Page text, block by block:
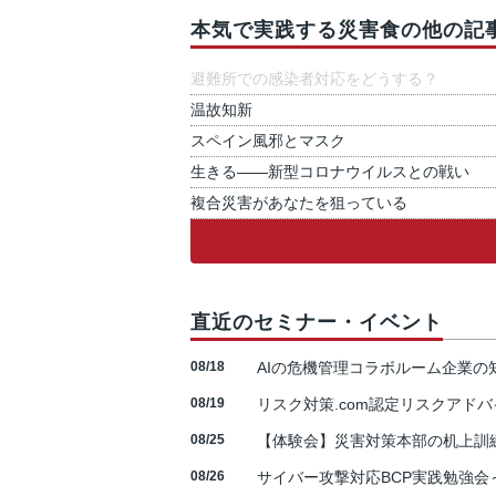
本気で実践する災害食の他の記
避難所での感染者対応をどうする？
温故知新
スペイン風邪とマスク
生きる――新型コロナウイルスとの戦い
複合災害があなたを狙っている
直近のセミナー・イベント
08/18 AIの危機管理コラボルーム企業
08/19 リスク対策.com認定リスクアド
08/25 【体験会】災害対策本部の机上
08/26 サイバー攻撃対応BCP実践勉強